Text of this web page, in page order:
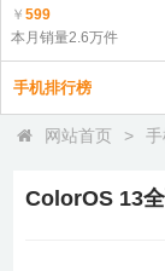
￥ 599
本月销量2.6万件
手机排行榜
网站首页 >
ColorOS 13